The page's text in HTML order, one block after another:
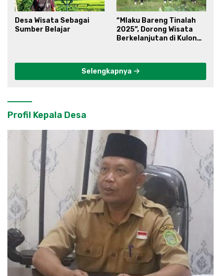
Desa Wisata Sebagai
Sumber Belajar
“Mlaku Bareng Tinalah
2025”, Dorong Wisata
Berkelanjutan di Kulon
Selengkapnya
Profil Kepala Desa